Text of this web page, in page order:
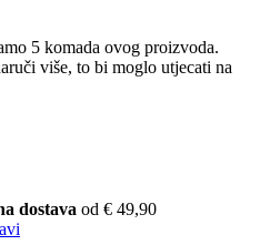
5 komada ovog proizvoda.
više, to bi moglo utjecati na
dostava od € 49,90